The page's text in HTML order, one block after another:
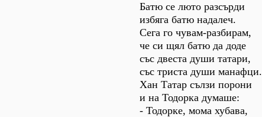
Батю се люто разсърди
избяга батю надалеч.
Сега го чувам-разбирам,
че си щял батю да доде
със двеста души татари,
със триста души манафци.
Хан Татар сълзи порони
и на Тодорка думаше:
- Тодорке, мома хубава,